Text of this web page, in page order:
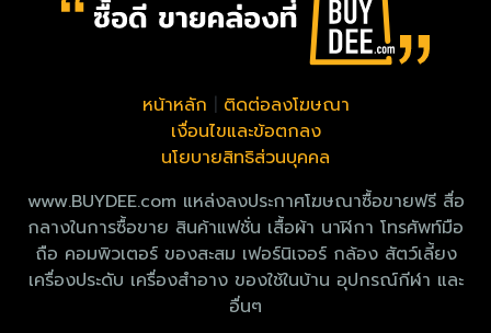
หน้าหลัก
ติดต่อลงโฆษณา
เงื่อนไขและข้อตกลง
นโยบายสิทธิส่วนบุคคล
www.BUYDEE.com แหล่งลงประกาศโฆษณาซื้อขายฟรี สื่อ
กลางในการซื้อขาย สินค้าแฟชั่น เสื้อผ้า นาฬิกา โทรศัพท์มือ
ถือ คอมพิวเตอร์ ของสะสม เฟอร์นิเจอร์ กล้อง สัตว์เลี้ยง
เครื่องประดับ เครื่องสำอาง ของใช้ในบ้าน อุปกรณ์กีฬา และ
อื่นๆ